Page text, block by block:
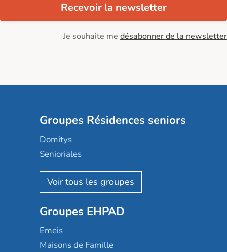
Recevoir la newsletter
Je souhaite me désabonner de la newsletter
Groupes Résidences seniors
Domitys
Senioriales
Nohée
Les Résidentiels
Mobicap
Domusvi
Happy Senior
Groupes EHPAD
Emeis
Maisons de Famille